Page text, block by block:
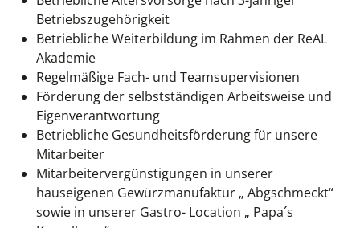
Betriebszugehörigkeit
Betriebliche Weiterbildung im Rahmen der ReAL
Akademie
Regelmäßige Fach- und Teamsupervisionen
Förderung der selbstständigen Arbeitsweise und
Eigenverantwortung
Betriebliche Gesundheitsförderung für unsere
Mitarbeiter
Mitarbeitervergünstigungen in unserer
hauseigenen Gewürzmanufaktur „ Abgschmeckt“
sowie in unserer Gastro- Location „ Papa´s